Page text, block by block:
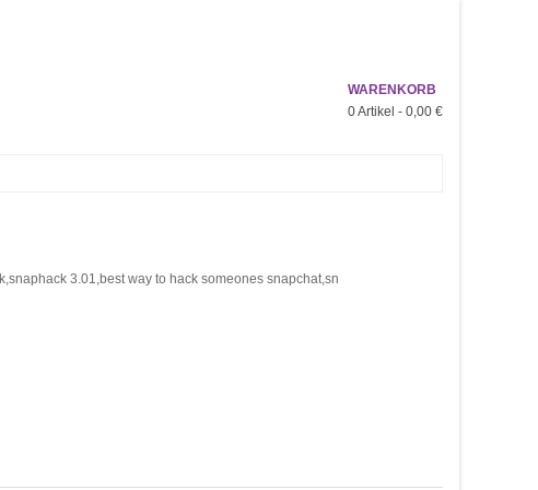
WARENKORB
0Artikel - 0,00 €
3.01,best way to hack someones snapchat,sn